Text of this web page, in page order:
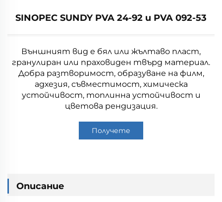
SINOPEC SUNDY PVA 24-92 и PVA 092-53
Външният вид е бял или жълтаво пласт,
гранулиран или праховиден твърд материал.
Добра разтворимост, образуване на филм,
адхезия, съвместимост, химическа
устойчивост, топлинна устойчивост и
цветова рендизация.
Получете
Описание